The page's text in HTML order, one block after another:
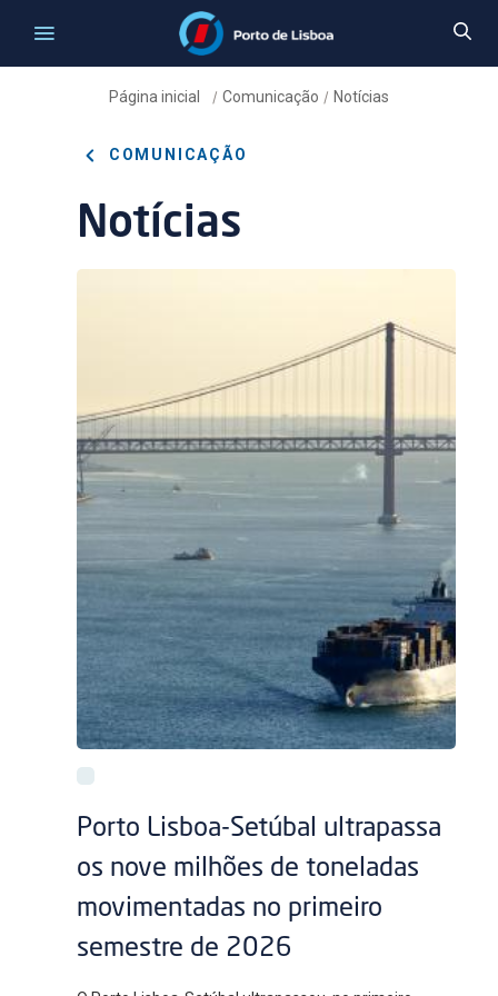
Página inicial / Comunicação / Notícias
COMUNICAÇÃO
Notícias
Porto Lisboa-Setúbal ultrapassa
os nove milhões de toneladas
movimentadas no primeiro
semestre de 2026